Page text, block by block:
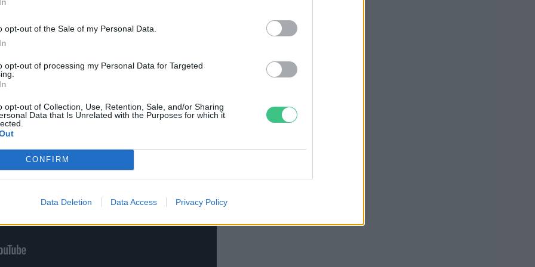
opt-out of the Sale of my Personal Data.
opt-out of processing my Personal Data for Targeted
opt-out of Collection, Use, Retention, Sale, and/or Sharing
Data that Is Unrelated with the Purposes for which it
CONFIRM
Data Deletion Data Access Privacy Policy
szabadlevegőn lenni, mozogni kicsit,
gondolni semmire.